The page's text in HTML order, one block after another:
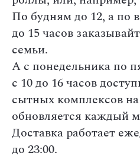
По будням до 12, а по
до 15 часов
семьи.
А с понедельника по
с 10 до 16 часов
сытных комплексов
обновляется каждый
Доставка работает
до 23:00.